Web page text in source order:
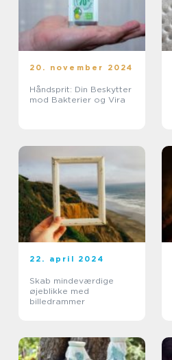
20. november 2024
Håndsprit: Din Beskytter
mod Bakterier og Vira
22. april 2024
Skab mindeværdige
øjeblikke med
billedrammer